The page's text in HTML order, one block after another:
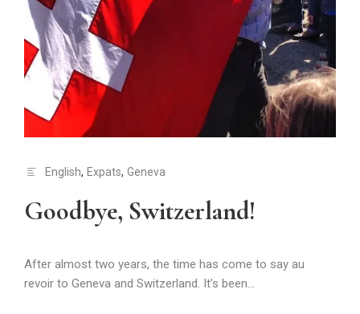
English, Expats, Geneva
Goodbye, Switzerland!
After almost two years, the time has come to say au
revoir to Geneva and Switzerland. It’s been...